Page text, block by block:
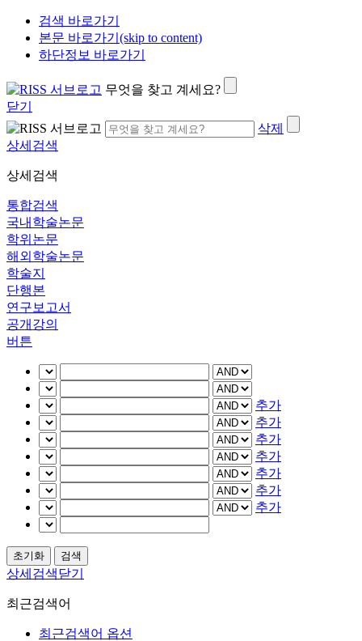
검색 바로가기
본문 바로가기(skip to content)
하단정보 바로가기
무엇을 찾고 계세요?
닫기
삭제
상세검색
상세검색
통합검색
국내학술논문
학위논문
해외학술논문
학술지
단행본
연구보고서
공개강의
버튼
추가
추가
추가
추가
추가
추가
추가
상세검색닫기
최근검색어
최근검색어 옵션